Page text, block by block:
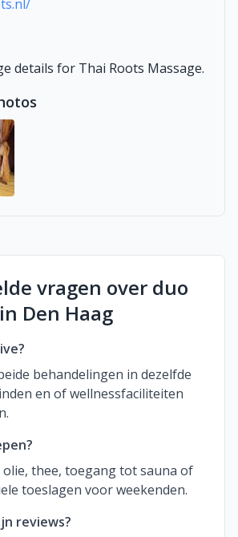
details for Thai Roots Massage.
vragen over duo
Den Haag
behandelingen in dezelfde
en of wellnessfaciliteiten
thee, toegang tot sauna of
toeslagen voor weekenden.
reviews?